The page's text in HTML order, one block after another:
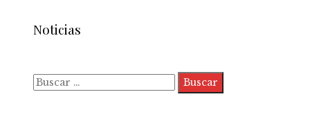
Noticias
Buscar: